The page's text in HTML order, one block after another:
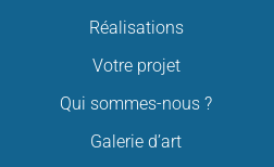
Réalisations
Votre projet
Qui sommes-nous ?
Galerie d’art